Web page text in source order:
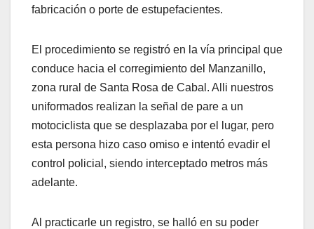
fabricación o porte de estupefacientes.
El procedimiento se registró en la vía principal que
conduce hacia el corregimiento del Manzanillo,
zona rural de Santa Rosa de Cabal. Alli nuestros
uniformados realizan la señal de pare a un
motociclista que se desplazaba por el lugar, pero
esta persona hizo caso omiso e intentó evadir el
control policial, siendo interceptado metros más
adelante.
Al practicarle un registro, se halló en su poder